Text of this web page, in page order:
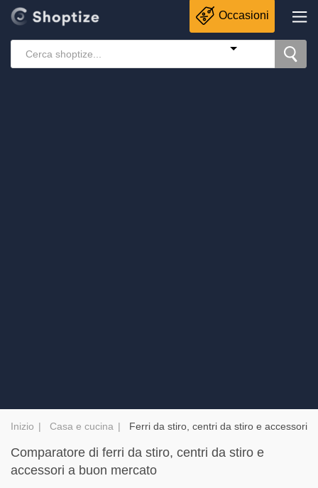
Occasioni
Inizio Casa e cucina Ferri da stiro, centri da stiro e accessori
Comparatore di ferri da stiro, centri da stiro e
accessori a buon mercato